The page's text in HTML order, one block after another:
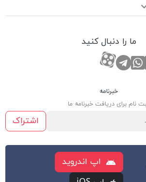
ما را دنبال کنید
یوتوب
اینستاگرام
تماس با واتس اپ
کانال تلگرام
کانال آپارات
خبرنامه
نام برای دریافت خبرنامه ما
اشتراک
اپ اندروید